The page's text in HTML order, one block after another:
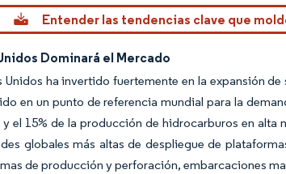
Intelligence. El uso requiere atribución según CC BY 4.0.
Entender las tendencias clave que
Dominará el Mercado
Unidos ha invertido fuertemente en la expansión
en un punto de referencia mundial para la
y el 15% de la producción de hidrocarburos en
globales más altas de despliegue de
de producción y perforación, embarcaciones